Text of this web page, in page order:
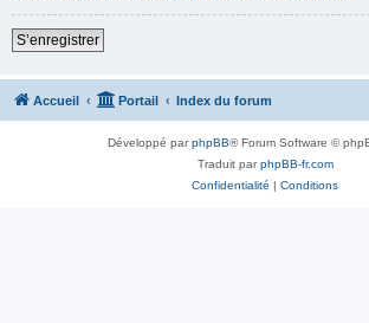
S’enregistrer
Accueil Portail Index du forum
Développé parphpBB® Forum Software ©
Traduit parphpBB-fr.com
Confidentialité | Conditions